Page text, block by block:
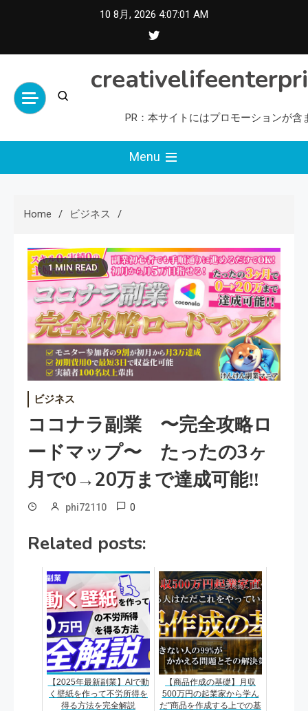
10 8月, 2026 4:07:02 AM
PR：本サイトにはプロモーションが含
Menu
Home ビジネス
1 MIN READ
ビジネス
ココナラ副業 〜完全攻略ロ
ードマップ〜 たったの3ヶ
月で0→20万まで達成可能‼︎
phi72110 0
Related posts:
【2025年最新副業】AIで動
く壁紙を作って不労所得を
得る方法を完全解説
【商品作成の基礎】月収
500万円の起業家から学ん
だ"商品を作成する上での基